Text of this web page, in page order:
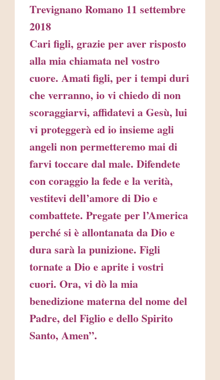
Trevignano Romano 11 settembre
2018
Cari figli, grazie per aver risposto
alla mia chiamata nel vostro
cuore. Amati figli, per i tempi duri
che verranno, io vi chiedo di non
scoraggiarvi, affidatevi a Gesù, lui
vi proteggerà ed io insieme agli
angeli non permetteremo mai di
farvi toccare dal male. Difendete
con coraggio la fede e la verità,
vestitevi dell’amore di Dio e
combattete. Pregate per l’America
perché si è allontanata da Dio e
dura sarà la punizione. Figli
tornate a Dio e aprite i vostri
cuori. Ora, vi dò la mia
benedizione materna del nome del
Padre, del Figlio e dello Spirito
Santo, Amen”.